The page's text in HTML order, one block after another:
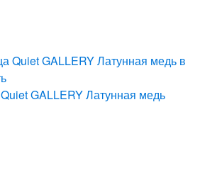
GALLERY Латунная медь